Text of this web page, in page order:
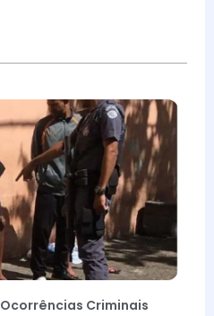
Ocorrências Criminais